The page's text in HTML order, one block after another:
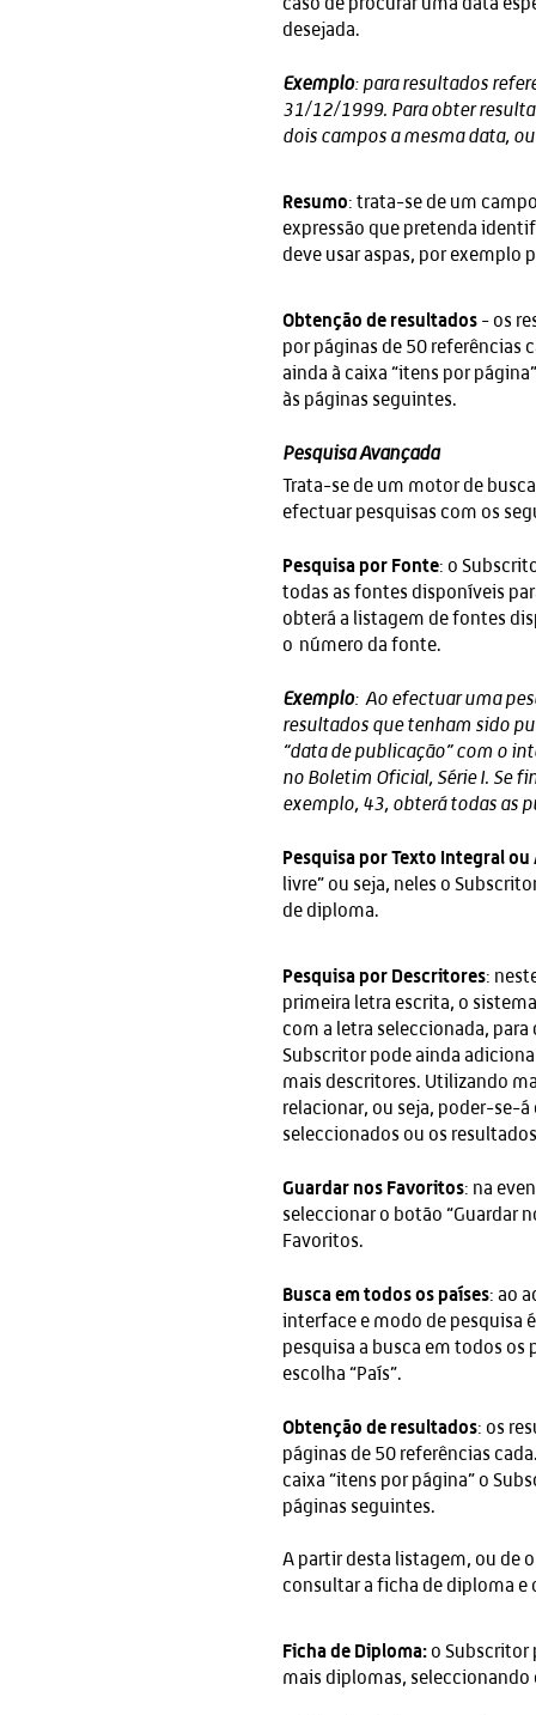
desejada.
Exemplo: para resultados
31/12/1999. Para obter
dois campos a mesma data,
Resumo: trata-se de um
expressão que pretenda
deve usar aspas, por exemplo
Obtenção de resultados - os
por páginas de 50 referências
ainda à caixa “itens por
às páginas seguintes.
Pesquisa Avançada
Trata-se de um motor de
efectuar pesquisas com os
Pesquisa por Fonte: o
todas as fontes disponíveis
obterá a listagem de fontes
o número da fonte.
Exemplo: Ao efectuar uma
resultados que tenham sido
“data de publicação” com o
no Boletim Oficial, Série I. Se
exemplo, 43, obterá todas as
Pesquisa por Texto Integral
livre” ou seja, neles o
de diploma.
Pesquisa por Descritores:
primeira letra escrita, o
com a letra seleccionada,
Subscritor pode ainda
mais descritores. Utilizando
relacionar, ou seja, poder-se-
seleccionados ou os
Guardar nos Favoritos: na
seleccionar o botão “Guardar
Favoritos.
Busca em todos os países: ao
interface e modo de pesquisa
pesquisa a busca em todos os
escolha “País”.
Obtenção de resultados: os
páginas de 50 referências
caixa “itens por página” o
páginas seguintes.
A partir desta listagem, ou de
consultar a ficha de diploma
Ficha de Diploma: o Subscritor
mais diplomas,